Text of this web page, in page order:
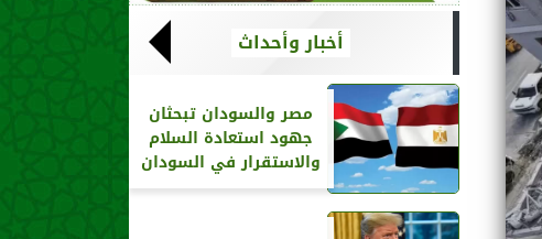
أخبار وأحداث
مصر والسودان تبحثان
جهود استعادة السلام
والاستقرار في السودان